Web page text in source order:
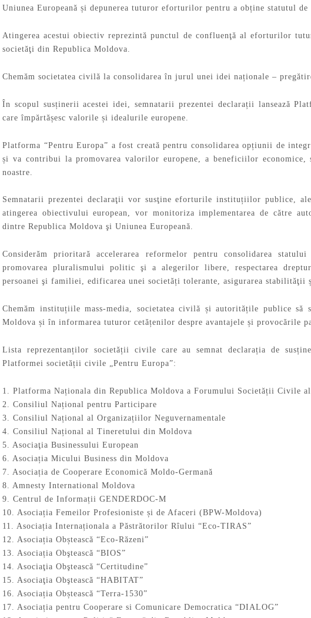
Uniunea Europeană și depunerea tuturor eforturilor pentru a obține statutul de
Atingerea acestui obiectiv reprezintă punctul de confluenţă al eforturilor
societăţi din Republica Moldova.
Chemăm societatea civilă la consolidarea în jurul unei idei naționale –
În scopul susținerii acestei idei, semnatarii prezentei declarații lansează
care împărtășesc valorile și idealurile europene.
Platforma “Pentru Europa” a fost creată pentru consolidarea opțiunii de
și va contribui la promovarea valorilor europene, a beneficiilor
noastre.
Semnatarii prezentei declaraţii vor susţine eforturile instituțiilor publice,
atingerea obiectivului european, vor monitoriza implementarea de către
dintre Republica Moldova şi Uniunea Europeană.
Considerăm prioritară accelerarea reformelor pentru consolidarea
promovarea pluralismului politic şi a alegerilor libere, respectarea
persoanei şi familiei, edificarea unei societăți tolerante, asigurarea stabilităţii
Chemăm instituțiile mass-media, societatea civilă și autoritățile publice
Moldova și în informarea tuturor cetățenilor despre avantajele și provocările
Lista reprezentanților societății civile care au semnat declarația de
Platformei societății civile „Pentru Europa”:
1. Platforma Naționala din Republica Moldova a Forumului Societății Civile
2. Consiliul Național pentru Participare
3. Consiliul Național al Organizațiilor Neguvernamentale
4. Consiliul Național al Tineretului din Moldova
5. Asociaţia Businessului European
6. Asociația Micului Business din Moldova
7. Asociația de Cooperare Economică Moldo-Germană
8. Amnesty International Moldova
9. Centrul de Informații GENDERDOC-M
10. Asociația Femeilor Profesioniste și de Afaceri (BPW-Moldova)
11. Asociația Internaționala a Păstrătorilor Rîului “Eco-TIRAS”
12. Asociația Obștească “Eco-Răzeni”
13. Asociația Obştească “BIOS”
14. Asociaţia Obştească “Certitudine”
15. Asociaţia Obştească “HABITAT”
16. Asociația Obștească “Terra-1530”
17. Asociația pentru Cooperare si Comunicare Democratica “DIALOG”